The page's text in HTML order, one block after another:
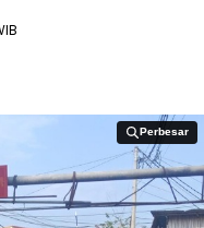
Perbesar
Perbesar